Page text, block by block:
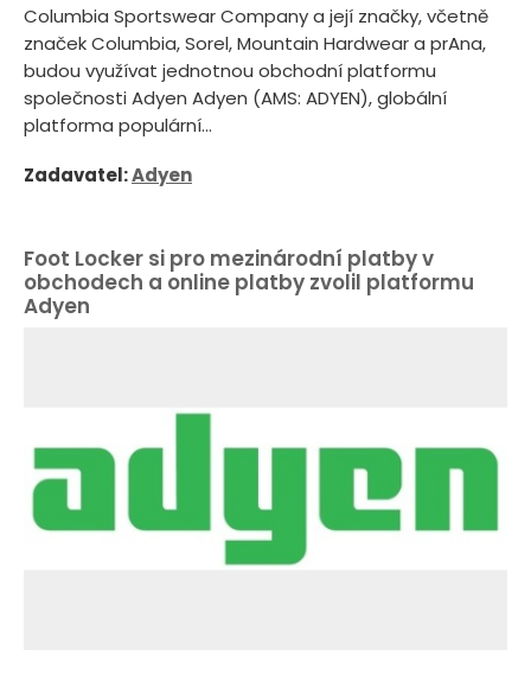
Columbia Sportswear Company a její značky, včetně
značek Columbia, Sorel, Mountain Hardwear a prAna,
budou využívat jednotnou obchodní platformu
společnosti Adyen Adyen (AMS: ADYEN), globální
platforma populární...
Zadavatel:Adyen
Foot Locker si pro mezinárodní platby v
obchodech a online platby zvolil platformu
Adyen